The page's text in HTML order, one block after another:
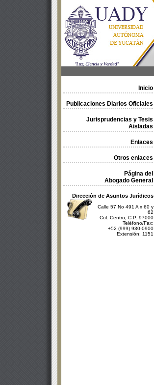
Inicio
Publicaciones Diarios Oficiales
Jurisprudencias y Tesis
Aisladas
Enlaces
Otros enlaces
Página del
Abogado General
Dirección de Asuntos Jurídicos
Calle 57 No 491 A x 60 y
62
Col. Centro, C.P. 97000
Teléfono/Fax:
+52 (999) 930-0900
Extensión: 1151